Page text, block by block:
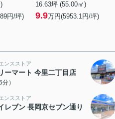
円/坪)
16.63坪 (55.00㎡)
9.9万円(5953.1円/坪)
ンスストア
ーマート 今里二丁目店
）
ンスストア
レブン 長岡京セブン通り